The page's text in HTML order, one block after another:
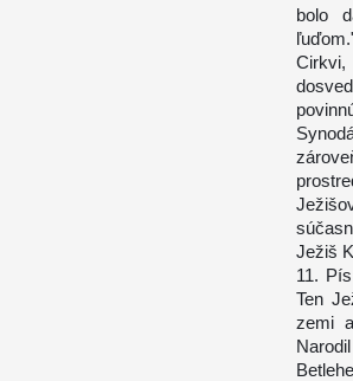
bolo
Cirkvi,
Ježiš
11.
Ten
zemi